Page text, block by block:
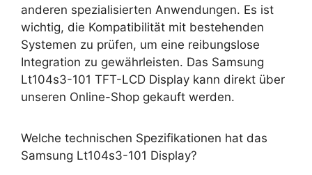
anderen spezialisierten Anwendungen. Es ist
wichtig, die Kompatibilität mit bestehenden
Systemen zu prüfen, um eine reibungslose
Integration zu gewährleisten. Das Samsung
Lt104s3-101 TFT-LCD Display kann direkt über
unseren Online-Shop gekauft werden.
Welche technischen Spezifikationen hat das
Samsung Lt104s3-101 Display?